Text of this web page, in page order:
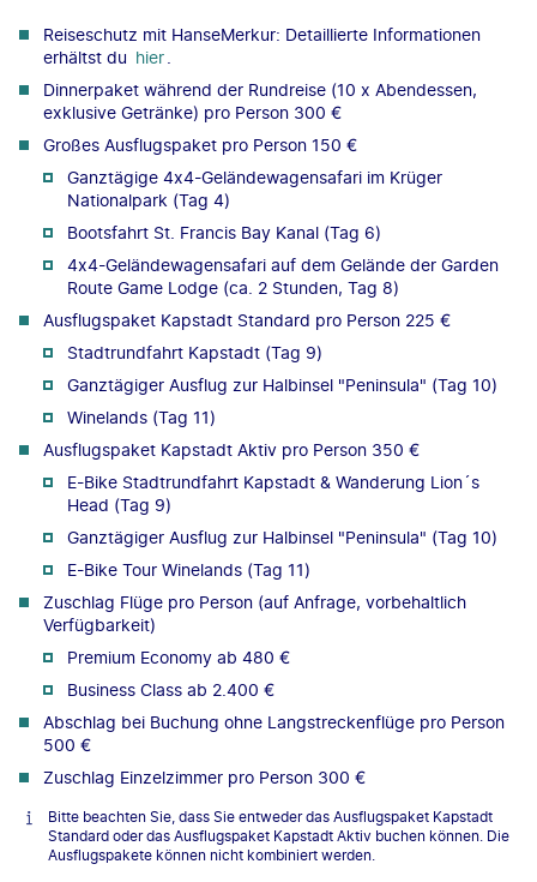
Reiseschutz mit HanseMerkur: Detaillierte Informationen
erhältst du hier
Dinnerpaket während der Rundreise (10 x Abendessen,
exklusive Getränke) pro Person 300 €
Großes Ausflugspaket pro Person 150 €
Ganztägige 4x4-Geländewagensafari im Krüger
Nationalpark (Tag 4)
Bootsfahrt St. Francis Bay Kanal (Tag 6)
4x4-Geländewagensafari auf dem Gelände der Garden
Route Game Lodge (ca. 2 Stunden, Tag 8)
Ausflugspaket Kapstadt Standard pro Person 225 €
Stadtrundfahrt Kapstadt (Tag 9)
Ganztägiger Ausflug zur Halbinsel "Peninsula" (Tag 10)
Winelands (Tag 11)
Ausflugspaket Kapstadt Aktiv pro Person 350 €
E-Bike Stadtrundfahrt Kapstadt & Wanderung Lion´s
Head (Tag 9)
Ganztägiger Ausflug zur Halbinsel "Peninsula" (Tag 10)
E-Bike Tour Winelands (Tag 11)
Zuschlag Flüge pro Person (auf Anfrage, vorbehaltlich
Verfügbarkeit)
Premium Economy ab 480 €
Business Class ab 2.400 €
Abschlag bei Buchung ohne Langstreckenflüge pro Person
500 €
Zuschlag Einzelzimmer pro Person 300 €
Bitte beachten Sie, dass Sie entweder das Ausflugspaket Kapstadt
Standard oder das Ausflugspaket Kapstadt Aktiv buchen können. Die
Ausflugspakete können nicht kombiniert werden.